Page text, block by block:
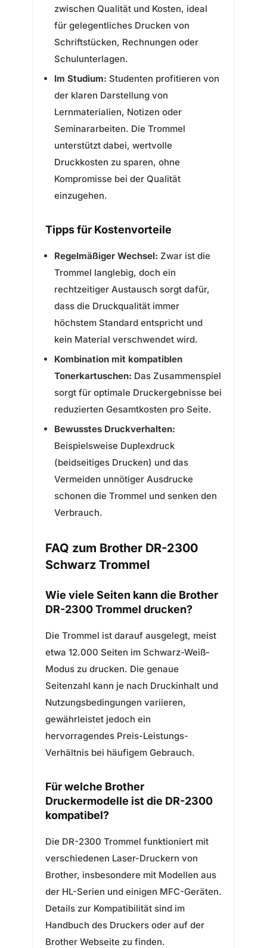
zwischen Qualität und Kosten, ideal
für gelegentliches Drucken von
Schriftstücken, Rechnungen oder
Schulunterlagen.
Im Studium: Studenten profitieren von
der klaren Darstellung von
Lernmaterialien, Notizen oder
Seminararbeiten. Die Trommel
unterstützt dabei, wertvolle
Druckkosten zu sparen, ohne
Kompromisse bei der Qualität
einzugehen.
Tipps für Kostenvorteile
Regelmäßiger Wechsel: Zwar ist die
Trommel langlebig, doch ein
rechtzeitiger Austausch sorgt dafür,
dass die Druckqualität immer
höchstem Standard entspricht und
kein Material verschwendet wird.
Kombination mit kompatiblen
Tonerkartuschen: Das Zusammenspiel
sorgt für optimale Druckergebnisse bei
reduzierten Gesamtkosten pro Seite.
Bewusstes Druckverhalten:
Beispielsweise Duplexdruck
(beidseitiges Drucken) und das
Vermeiden unnötiger Ausdrucke
schonen die Trommel und senken den
Verbrauch.
FAQ zum Brother DR-2300
Schwarz Trommel
Wie viele Seiten kann die Brother
DR-2300 Trommel drucken?
Die Trommel ist darauf ausgelegt, meist
etwa 12.000 Seiten im Schwarz-Weiß-
Modus zu drucken. Die genaue
Seitenzahl kann je nach Druckinhalt und
Nutzungsbedingungen variieren,
gewährleistet jedoch ein
hervorragendes Preis-Leistungs-
Verhältnis bei häufigem Gebrauch.
Für welche Brother
Druckermodelle ist die DR-2300
kompatibel?
Die DR-2300 Trommel funktioniert mit
verschiedenen Laser-Druckern von
Brother, insbesondere mit Modellen aus
der HL-Serien und einigen MFC-Geräten.
Details zur Kompatibilität sind im
Handbuch des Druckers oder auf der
Brother Webseite zu finden.